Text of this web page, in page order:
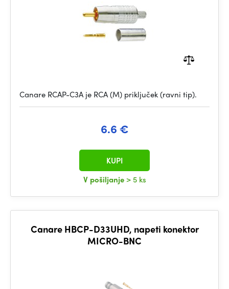
Canare RCAP-C3A je RCA (M) priključek (ravni tip).
6.6 €
V pošiljanje > 5 ks
KUPI
Canare HBCP-D33UHD, napeti konektor
MICRO-BNC